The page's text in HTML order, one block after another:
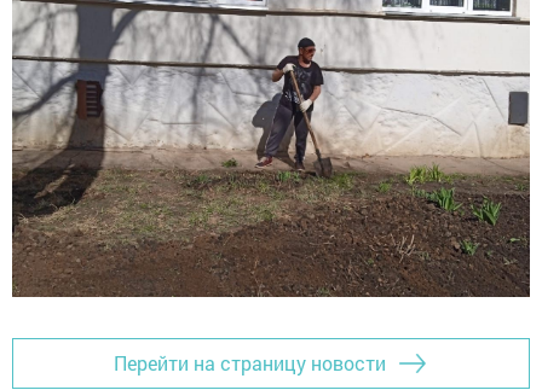
Перейти на страницу новости